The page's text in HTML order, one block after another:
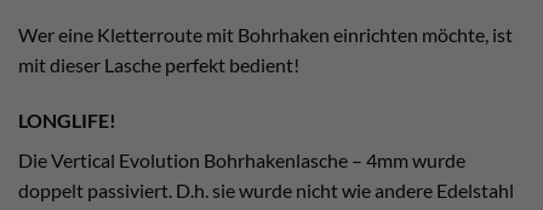
Wer eine Kletterroute mit Bohrhaken einrichten möchte, ist
mit dieser Lasche perfekt bedient!
LONGLIFE!
Die Vertical Evolution Bohrhakenlasche – 4mm wurde
doppelt passiviert. D.h. sie wurde nicht wie andere Edelstahl